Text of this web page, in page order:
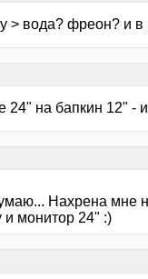
> вода? фреон? и в
24" на бапкин 12" -
Нахрена мне
и монитор 24" :)